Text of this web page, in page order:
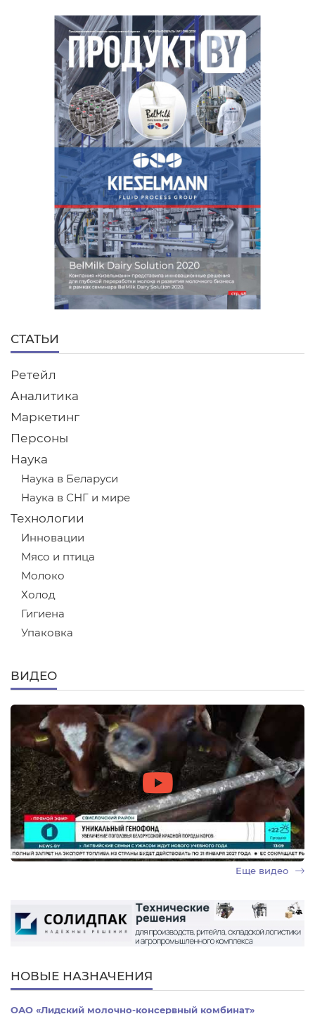
СТАТЬИ
Ретейл
Аналитика
Маркетинг
Персоны
Наука
Наука в Беларуси
Наука в СНГ и мире
Технологии
Инновации
Мясо и птица
Молоко
Холод
Гигиена
Упаковка
ВИДЕО
Еще видео
НОВЫЕ НАЗНАЧЕНИЯ
ОАО «Лидский молочно-консервный комбинат»